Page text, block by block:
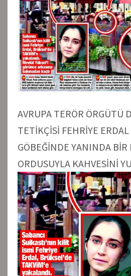
AVRUPA TERÖR ÖRGÜTÜ
TETİKÇİSİ FEHRİYE ERDAL
GÖBEĞİNDE YANINDA BİR
ORDUSUYLA KAHVESİNİ